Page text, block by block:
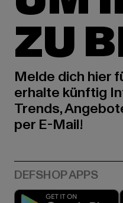
ZU
Melde dich hier
erhalte künftig
Trends,
per E-Mail!